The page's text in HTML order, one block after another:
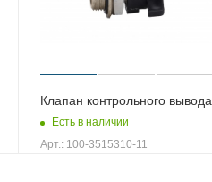
Клапан контрольного вывода
Есть в наличии
Арт.: 100-3515310-11